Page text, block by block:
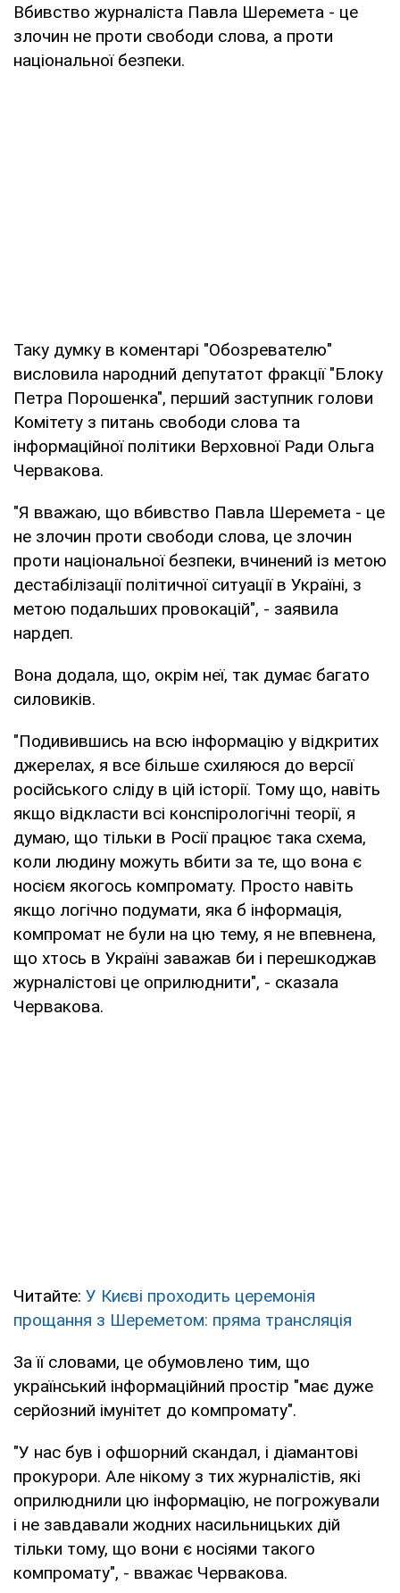
Вбивство журналіста Павла Шеремета - це
злочин не проти свободи слова, а проти
національної безпеки.
Таку думку в коментарі "Обозревателю"
висловила народний депутатот фракції "Блоку
Петра Порошенка", перший заступник голови
Комітету з питань свободи слова та
інформаційної політики Верховної Ради Ольга
Червакова.
"Я вважаю, що вбивство Павла Шеремета - це
не злочин проти свободи слова, це злочин
проти національної безпеки, вчинений із метою
дестабілізації політичної ситуації в Україні, з
метою подальших провокацій", - заявила
нардеп.
Вона додала, що, окрім неї, так думає багато
силовиків.
"Подивившись на всю інформацію у відкритих
джерелах, я все більше схиляюся до версії
російського сліду в цій історії. Тому що, навіть
якщо відкласти всі конспірологічні теорії, я
думаю, що тільки в Росії працює така схема,
коли людину можуть вбити за те, що вона є
носієм якогось компромату. Просто навіть
якщо логічно подумати, яка б інформація,
компромат не були на цю тему, я не впевнена,
що хтось в Україні заважав би і перешкоджав
журналістові це оприлюднити", - сказала
Червакова.
Читайте: У Києві проходить церемонія
прощання з Шереметом: пряма трансляція
За її словами, це обумовлено тим, що
український інформаційний простір "має дуже
серйозний імунітет до компромату".
"У нас був і офшорний скандал, і діамантові
прокурори. Але нікому з тих журналістів, які
оприлюднили цю інформацію, не погрожували
і не завдавали жодних насильницьких дій
тільки тому, що вони є носіями такого
компромату", - вважає Червакова.